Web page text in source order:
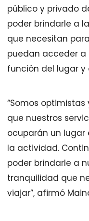
público y privado
poder brindarle a
que necesitan
puedan acceder
función del lugar y
“Somos
que nuestros
ocuparán un lugar
la actividad.
poder brindarle a
tranquilidad que
viajar”, afirmó